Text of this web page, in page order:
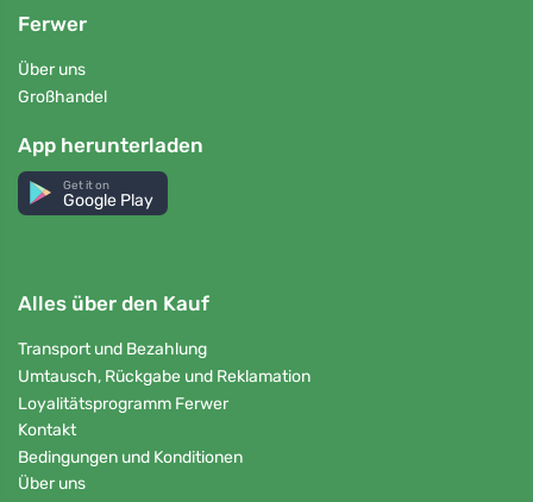
Ferwer
Über uns
Großhandel
App herunterladen
Get it on
Google Play
Alles über den Kauf
Transport und Bezahlung
Umtausch, Rückgabe und Reklamation
Loyalitätsprogramm Ferwer
Kontakt
Bedingungen und Konditionen
Über uns